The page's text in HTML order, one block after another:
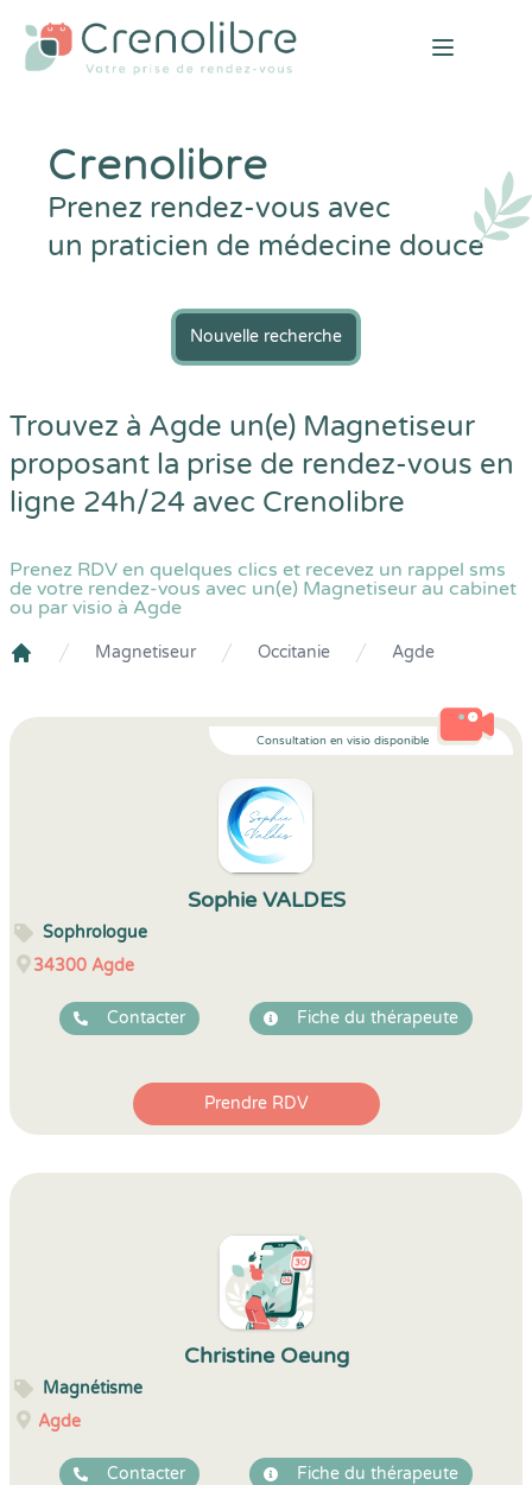
Open
Crenolibre
Prenez rendez-vous avec
un praticien de médecine douce
Nouvelle recherche
Trouvez à Agde un(e) Magnetiseur
proposant la prise de rendez-vous en
ligne 24h/24 avec Crenolibre
Prenez RDV en quelques clics et recevez un rappel sms
de votre rendez-vous avec un(e) Magnetiseur au cabinet
ou par visio à Agde
Magnetiseur Occitanie Agde
Consultation en visio disponible
Sophie VALDES
Sophrologue
34300 Agde
Contacter Fiche du thérapeute
Prendre RDV
Christine Oeung
Magnétisme
Agde
Contacter Fiche du thérapeute